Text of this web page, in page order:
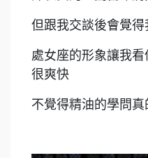
但跟我交談後會覺
處女座的形象讓我
很爽快
不覺得精油的學問真